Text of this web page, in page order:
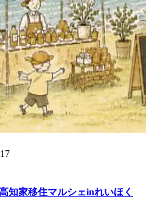
知家移住マルシェinれいほく